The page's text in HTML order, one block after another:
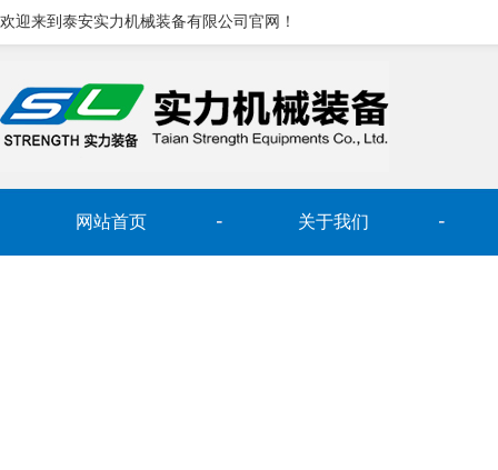
欢迎来到泰安实力机械装备有限公司官网！
网站首页 关于我们